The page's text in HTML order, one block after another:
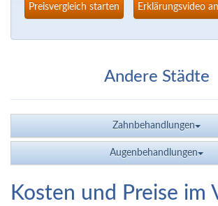
Preisvergleich starten Erklärungsvideo
Andere Städte
Zahnbehandlungen
Augenbehandlungen
Kosten und Preise im